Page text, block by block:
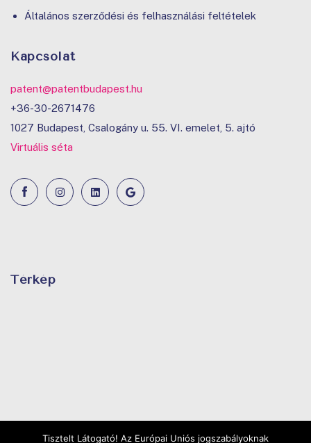
Általános szerződési és felhasználási feltételek
Kapcsolat
patent@patentbudapest.hu
+36-30-2671476
1027 Budapest, Csalogány u. 55. VI. emelet, 5. ajtó
Virtuális séta
Térkép
Tisztelt Látogató! Az Európai Uniós jogszabályoknak